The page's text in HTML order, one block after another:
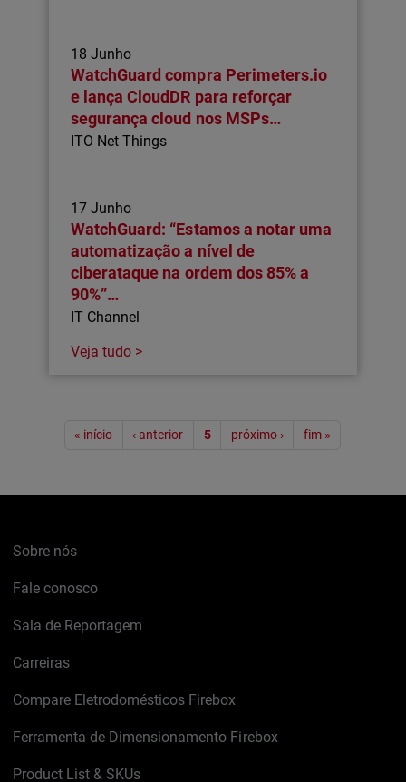
18 Junho
WatchGuard compra Perimeters.io
e lança CloudDR para reforçar
segurança cloud nos MSPs…
ITO Net Things
17 Junho
WatchGuard: “Estamos a notar uma
automatização a nível de
ciberataque na ordem dos 85% a
90%”…
IT Channel
Veja tudo >
Paginação
« início ‹ anterior 5 próximo › fim »
Sobre nós
Fale conosco
Sala de Reportagem
Carreiras
Compare Eletrodomésticos Firebox
Ferramenta de Dimensionamento Firebox
Product List & SKUs